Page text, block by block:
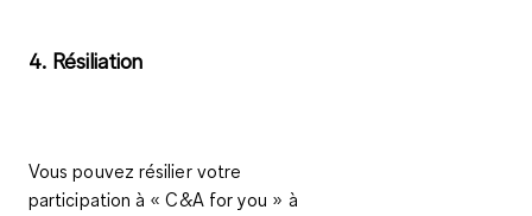
4. Résiliation
Vous pouvez résilier votre
participation à « C&A for you » à